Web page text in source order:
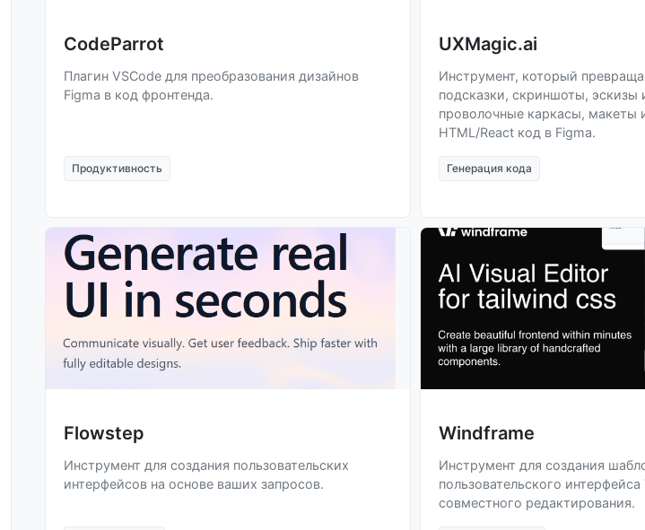
CodeParrot
Плагин VSCode для преобразования дизайнов
Figma в код фронтенда.
Продуктивность
UXMagic.ai
Инструмент, который
подсказки, скриншоты, эскизы
проволочные каркасы, макеты
HTML/React код в Figma.
Генерация кода
Flowstep
Инструмент для создания пользовательских
интерфейсов на основе ваших запросов.
Windframe
Инструмент для создания
пользовательского интерфейса
совместного редактирования.